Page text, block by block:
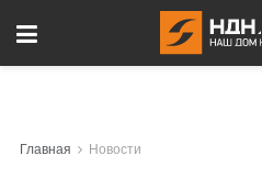
Главная Новости